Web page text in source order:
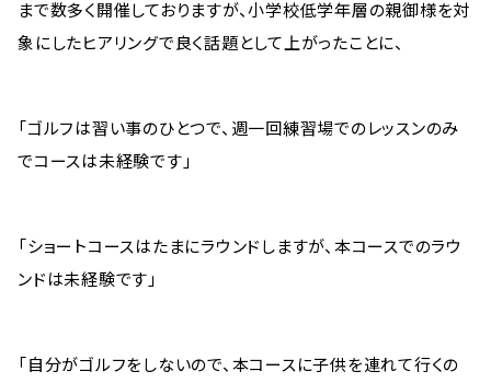
まで数多く開催しておりますが、小学校低学年層の親御様を対
象にしたヒアリングで良く話題として上がったことに、
「ゴルフは習い事のひとつで、週一回練習場でのレッスンのみ
でコースは未経験です」
「ショートコースはたまにラウンドしますが、本コースでのラウ
ンドは未経験です」
「自分がゴルフをしないので、本コースに子供を連れて行くの